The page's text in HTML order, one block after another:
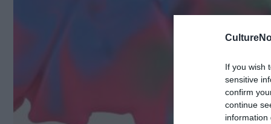
If you wish
sensitive
confirm
continue
information